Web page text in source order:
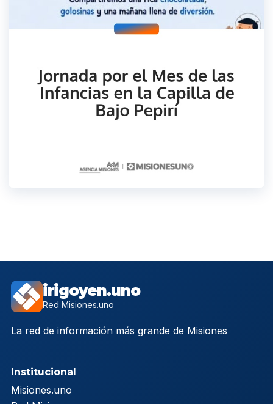
irigoyen.uno
Red Misiones.uno
La red de información más grande de Misiones
Institucional
Misiones.uno